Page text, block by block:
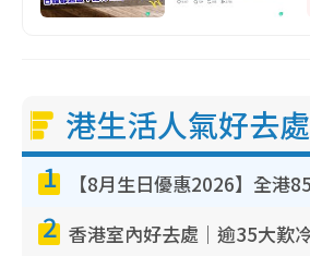
港生活人氣好去處
1
2